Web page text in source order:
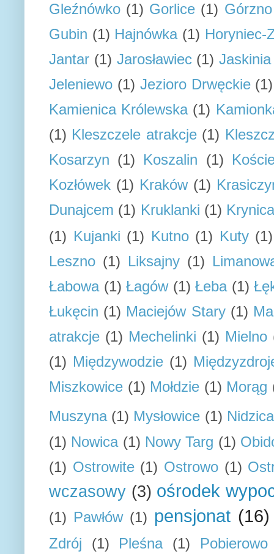
Gleźnówko (1) Gorlice (1) Górzno
Gubin (1) Hajnówka (1) Horyniec-
Jantar (1) Jarosławiec (1)
Jeleniewo (1) Jezioro Drwęckie (1)
Kamienica Królewska (1)
(1) Kleszczele atrakcje (1)
Kosarzyn (1) Koszalin (1)
Kozłówek (1) Kraków (1)
Dunajcem (1) Kruklanki (1)
(1) Kujanki (1) Kutno (1) Kuty (1)
Leszno (1) Liksajny (1)
Łabowa (1) Łagów (1) Łeba (1)
Łukęcin (1) Maciejów Stary (1)
atrakcje (1) Mechelinki (1) Mielno
(1) Międzywodzie (1)
Miszkowice (1) Mołdzie (1) Morąg
Muszyna (1) Mysłowice (1) Nidzica
(1) Nowica (1) Nowy Targ (1)
(1) Ostrowite (1) Ostrowo (1)
wczasowy (3) ośrodek
(1) Pawłów (1) pensjonat (16)
Zdrój (1) Pleśna (1)
Pobierowo